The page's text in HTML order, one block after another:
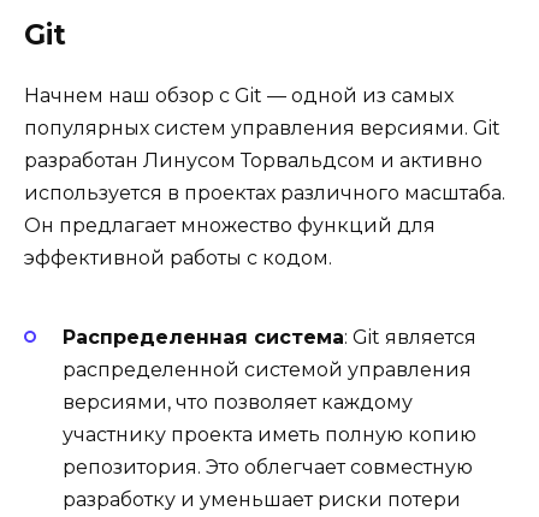
Git
Начнем наш обзор с Git — одной из самых
популярных систем управления версиями. Git
разработан Линусом Торвальдсом и активно
используется в проектах различного масштаба.
Он предлагает множество функций для
эффективной работы с кодом.
Распределенная система: Git является
распределенной системой управления
версиями, что позволяет каждому
участнику проекта иметь полную копию
репозитория. Это облегчает совместную
разработку и уменьшает риски потери